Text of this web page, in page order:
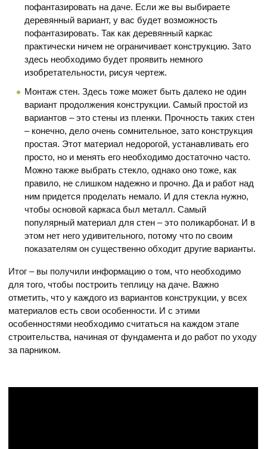
пофантазировать на даче. Если же вы выбираете
деревянный вариант, у вас будет возможность
пофантазировать. Так как деревянный каркас
практически ничем не ограничивает конструкцию. Зато
здесь необходимо будет проявить немного
изобретательности, рисуя чертеж.
Монтаж стен. Здесь тоже может быть далеко не один
вариант продолжения конструкции. Самый простой из
вариантов – это стены из пленки. Прочность таких стен
– конечно, дело очень сомнительное, зато конструкция
простая. Этот материал недорогой, устанавливать его
просто, но и менять его необходимо достаточно часто.
Можно также выбрать стекло, однако оно тоже, как
правило, не слишком надежно и прочно. Да и работ над
ним придется проделать немало. И для стекла нужно,
чтобы основой каркаса был металл. Самый
популярный материал для стен – это поликарбонат. И в
этом нет него удивительного, потому что по своим
показателям он существенно обходит другие варианты.
Итог – вы получили информацию о том, что необходимо
для того, чтобы построить теплицу на даче. Важно
отметить, что у каждого из вариантов конструкции, у всех
материалов есть свои особенности. И с этими
особенностями необходимо считаться на каждом этапе
строительства, начиная от фундамента и до работ по уходу
за парником.